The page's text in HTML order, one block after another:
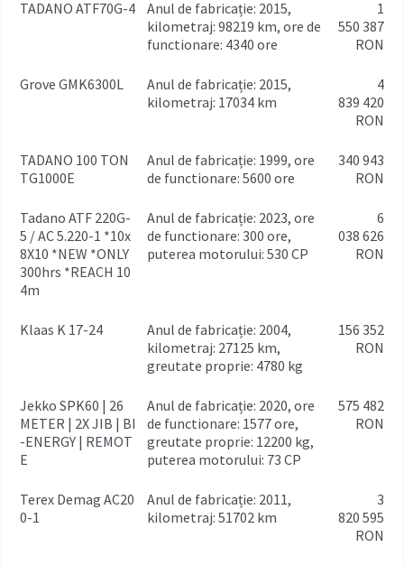
TADANO ATF70G-4
anul de fabricație: 2015,
kilometraj: 98219 km, ore de
functionare: 4340 ore
1
550 387
RON
Grove GMK6300L
anul de fabricație: 2015,
kilometraj: 17034 km
4
839 420
RON
TADANO 100 TON
TG1000E
anul de fabricație: 1999, ore
de functionare: 5600 ore
340 943
RON
Tadano ATF 220G-
5 / AC 5.220-1 *10x
8X10 *NEW *ONLY
300hrs *REACH 10
4m
anul de fabricație: 2023, ore
de functionare: 300 ore,
puterea motorului: 530 CP
6
038 626
RON
Klaas K 17-24
anul de fabricație: 2004,
kilometraj: 27125 km,
greutate proprie: 4780 kg
156 352
RON
Jekko SPK60 | 26
METER | 2X JIB | BI
-ENERGY | REMOT
E
anul de fabricație: 2020, ore
de functionare: 1577 ore,
greutate proprie: 12200 kg,
puterea motorului: 73 CP
575 482
RON
Terex Demag AC20
0-1
anul de fabricație: 2011,
kilometraj: 51702 km
3
820 595
RON